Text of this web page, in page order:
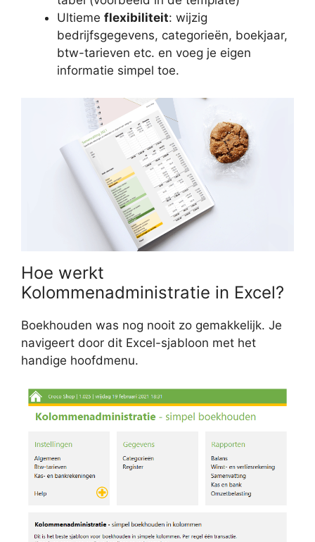
Ultieme flexibiliteit: wijzig
bedrijfsgegevens, categorieën, boekjaar,
btw-tarieven etc. en voeg je eigen
informatie simpel toe.
Hoe werkt
Kolommenadministratie in Excel?
Boekhouden was nog nooit zo gemakkelijk. Je
navigeert door dit Excel-sjabloon met het
handige hoofdmenu.